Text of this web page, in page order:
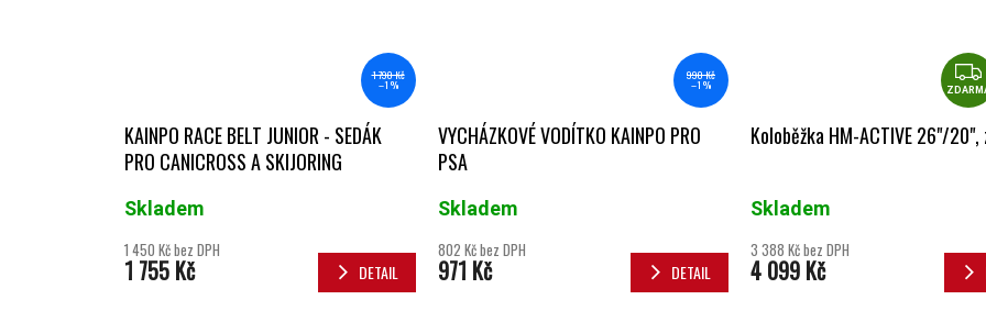
1 790 Kč
–1 %
KAINPO RACE BELT JUNIOR - SEDÁK
PRO CANICROSS A SKIJORING
Skladem
1 450 Kč bez DPH
1 755 Kč DETAIL
990 Kč
–1 %
VYCHÁZKOVÉ VODÍTKO KAINPO PRO
PSA
Skladem
802 Kč bez DPH
971 Kč DETAIL
Koloběžka HM-ACTIVE 26"/20",
Skladem
3 388 Kč bez DPH
4 099 Kč